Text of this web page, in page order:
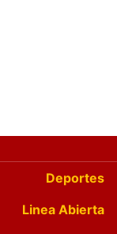
Deportes
Linea Abierta